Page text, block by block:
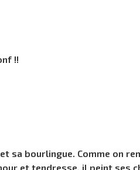
!!
sa bourlingue. Comme on
et tendresse, il peint ses